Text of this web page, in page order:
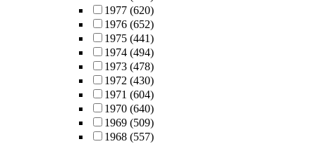
1977 (620)
1976 (652)
1975 (441)
1974 (494)
1973 (478)
1972 (430)
1971 (604)
1970 (640)
1969 (509)
1968 (557)